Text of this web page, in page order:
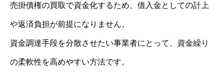
売掛債権の買取で資金化するため、借入金としての計上
や返済負担が前提になりません。
資金調達手段を分散させたい事業者にとって、資金繰り
の柔軟性を高めやすい方法です。